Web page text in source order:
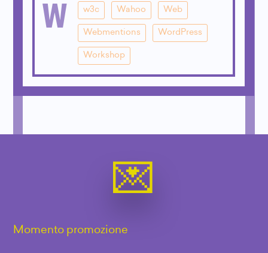
W w3c Wahoo Web
Webmentions WordPress
Workshop
Momento promozione